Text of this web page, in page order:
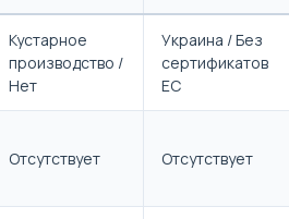
Кустарное
производство /
Нет
Украина / Без
сертификатов
ЕС
Отсутствует Отсутствует